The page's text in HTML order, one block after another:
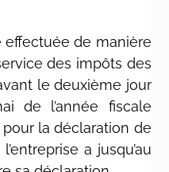
de manière
des impôts des
le deuxième jour
de l’année fiscale
la déclaration de
a jusqu’au